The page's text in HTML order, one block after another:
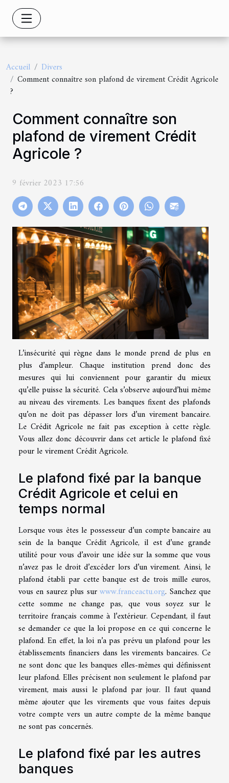
Accueil
Divers
Comment connaître son plafond de virement Crédit Agricole
?
Comment connaître son
plafond de virement Crédit
Agricole ?
9 février 2023 17:56
L’insécurité qui règne dans le monde prend de plus en
plus d’ampleur. Chaque institution prend donc des
mesures qui lui conviennent pour garantir du mieux
qu’elle puisse la sécurité. Cela s’observe aujourd’hui même
au niveau des virements. Les banques fixent des plafonds
qu’on ne doit pas dépasser lors d’un virement bancaire.
Le Crédit Agricole ne fait pas exception à cette règle.
Vous allez donc découvrir dans cet article le plafond fixé
pour le virement Crédit Agricole.
Le plafond fixé par la banque
Crédit Agricole et celui en
temps normal
Lorsque vous êtes le possesseur d’un compte bancaire au
sein de la banque Crédit Agricole, il est d’une grande
utilité pour vous d’avoir une idée sur la somme que vous
n’avez pas le droit d’excéder lors d’un virement. Ainsi, le
plafond établi par cette banque est de trois mille euros,
vous en saurez plus surwww.franceactu.org. Sanchez que
cette somme ne change pas, que vous soyez sur le
territoire français comme à l’extérieur. Cependant, il faut
se demander ce que la loi propose en ce qui concerne le
plafond. En effet, la loi n’a pas prévu un plafond pour les
établissements financiers dans les virements bancaires. Ce
ne sont donc que les banques elles-mêmes qui définissent
leur plafond. Elles précisent non seulement le plafond par
virement, mais aussi le plafond par jour. Il faut quand
même ajouter que les virements que vous faites depuis
votre compte vers un autre compte de la même banque
ne sont pas concernés.
Le plafond fixé par les autres
banques